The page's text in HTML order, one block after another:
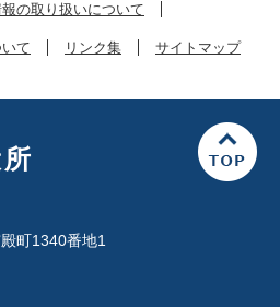
の取り扱いについて
て リンク集 サイトマップ
町1340番地1